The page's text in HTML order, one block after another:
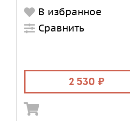
В избранное
Сравнить
2 530